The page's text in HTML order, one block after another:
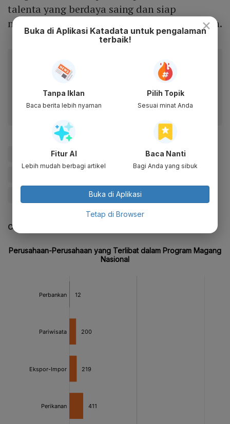
talenta yang berdaya saing dan siap
menjawab kebutuhan industri di masa depan.
Baca artikel ini lewat aplikasi mobile.
Dapatkan pengalaman membaca lebih nyaman dan nikmati
#Magang Nasional
CEK JUGA DATA INI
×
Buka di Aplikasi Katadata untuk pengalaman
terbaik!
Tanpa Iklan
Baca berita lebih nyaman
Pilih Topik
Sesuai minat Anda
Fitur AI
Lebih mudah berbagi artikel
Baca Nanti
Bagi Anda yang sibuk
Buka di Aplikasi
Tetap di Browser